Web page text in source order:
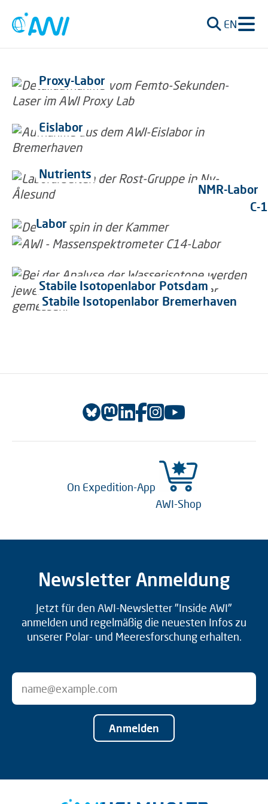
EN
Proxy-Labor
Eislabor
Nutrients
NMR-Labor
C-
Labor
Stabile Isotopenlabor Potsdam
Stabile Isotopenlabor Bremerhaven
On Expedition-App
AWI-Shop
Newsletter Anmeldung
Jetzt für den AWI-Newsletter "Inside AWI"
anmelden und regelmäßig die neuesten Infos zu
unserer Polar- und Meeresforschung erhalten.
Anmelden